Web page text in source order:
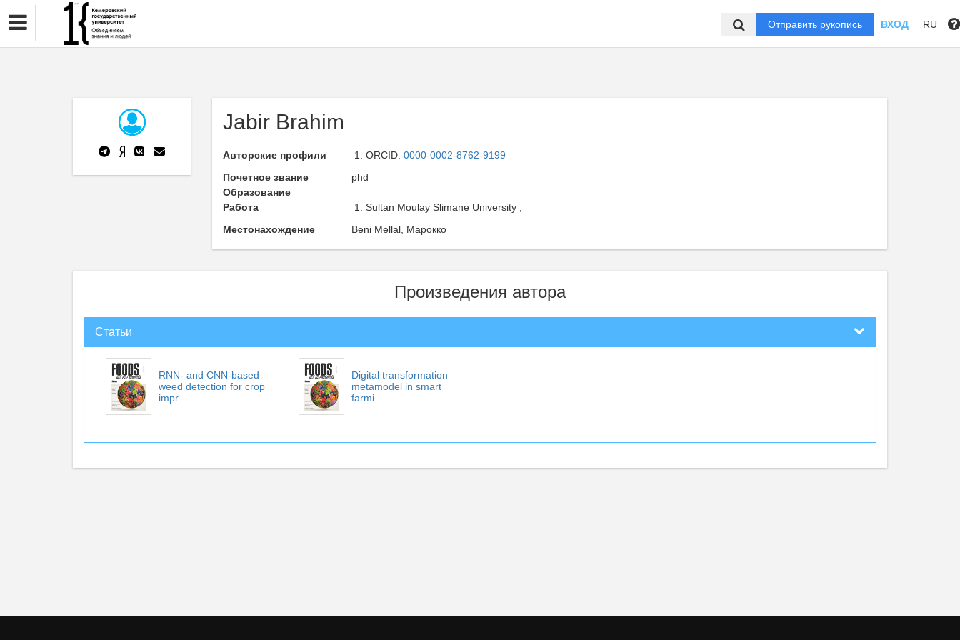
Отправить рукопись ВХОД RU
Jabir Brahim
Авторские профили ORCID: 0000-0002-8762-9199
Почетное звание
phd
Образование
Работа
Sultan Moulay Slimane University ,
Местонахождение
Beni Mellal, Марокко
Произведения автора
Статьи
RNN- and CNN-based
weed detection for crop
impr...
Digital transformation
metamodel in smart
farmi...